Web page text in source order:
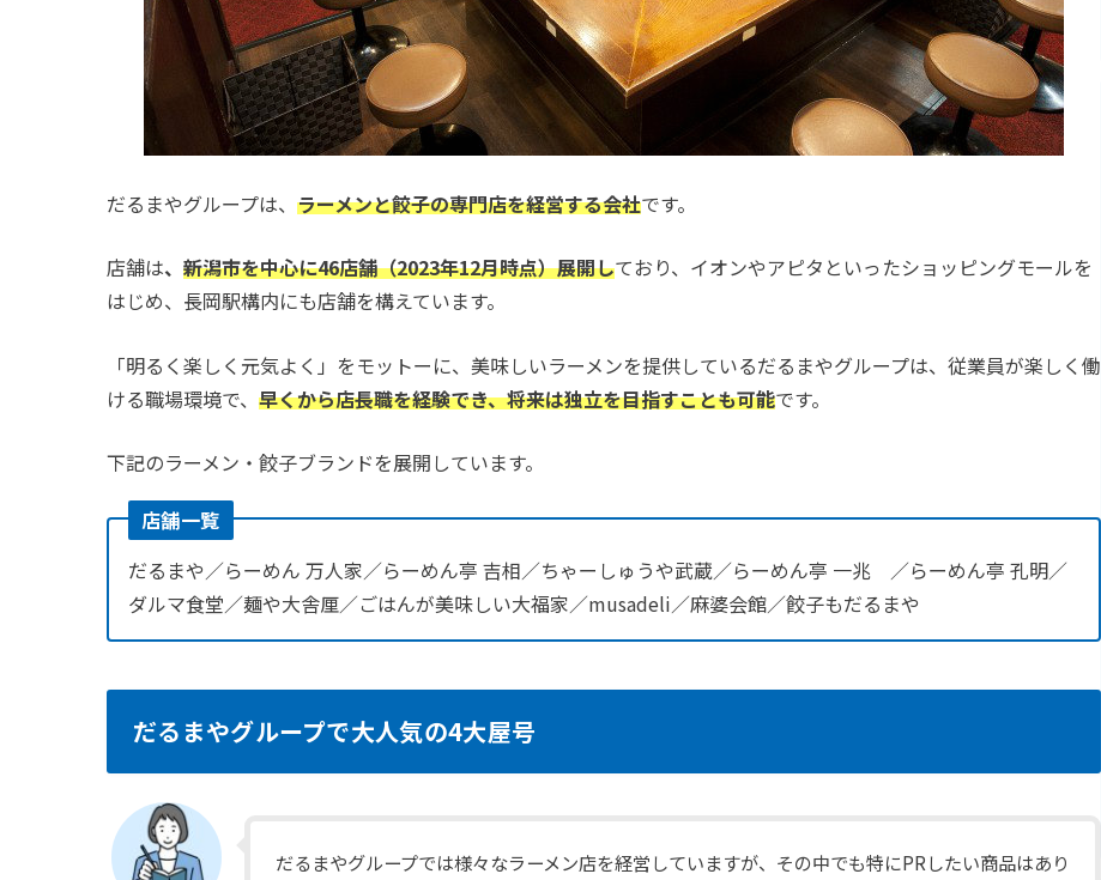
だるまやグループは、 ラーメンと餃子の専門店を経営する会社です。
店舗は、 新潟市を中心に46店舗（2023年12月時点）展開しており、イオンやアピタといったショッピングモールを
はじめ、長岡駅構内にも店舗を構えています。
「明るく楽しく元気よく」をモットーに、美味しいラーメンを提供しているだるまやグループは、従業員が楽しく働
ける職場環境で、 早くから店長職を経験でき、将来は独立を目指すことも可能です。
下記のラーメン・餃子ブランドを展開しています。
店舗一覧
だるまや／らーめん 万人家／らーめん亭 吉相／ちゃーしゅうや武蔵／らーめん亭 一兆 ／らーめん亭 孔明／
ダルマ食堂／麺や大舎厘／ごはんが美味しい大福家／musadeli／麻婆会館／餃子もだるまや
だるまやグループで大人気の4大屋号
だるまやグループでは様々なラーメン店を経営していますが、その中でも特にPRしたい商品はあり